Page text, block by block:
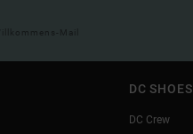
Mail
DC SHOES
DC Crew